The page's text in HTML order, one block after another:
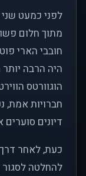
מתוך חלום
חובבי הארי
היה הרבה
הוגוורטס
חברויות אמת,
דיונים
כעת, לאחר
להחלטה